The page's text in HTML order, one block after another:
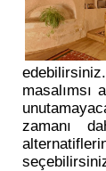
zamanı